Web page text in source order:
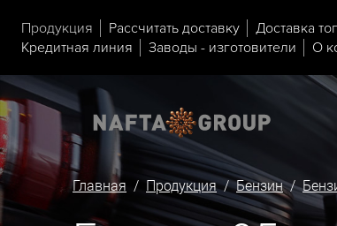
Продукция Рассчитать доставку Доставка
Кредитная линия
Заводы - изготовители О
Главная / Продукция/Бензин/